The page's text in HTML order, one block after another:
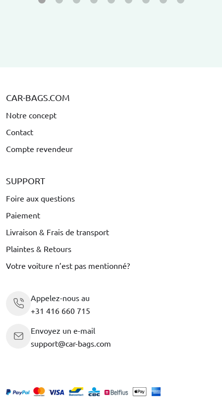
CAR-BAGS.COM
Notre concept
Contact
Compte revendeur
SUPPORT
Foire aux questions
Paiement
Livraison & Frais de transport
Plaintes & Retours
Votre voiture n’est pas mentionné?
Appelez-nous au
+31 416 660 715
Envoyez un e-mail
support@car-bags.com